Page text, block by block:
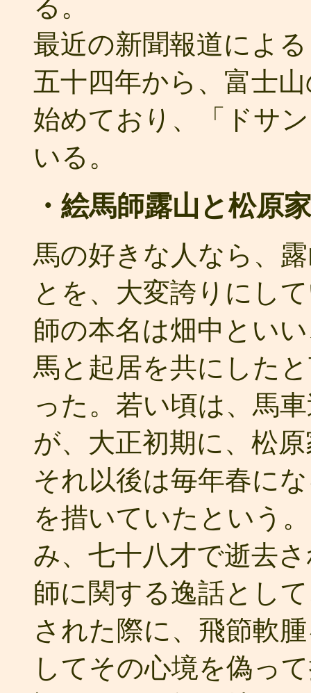
る。
最近の新聞報道によ
五十四年から、富士
始めており、「ドサ
いる。
・絵馬師露山と松原家
馬の好きな人なら、
とを、大変誇りにし
師の本名は畑中とい
馬と起居を共にした
った。若い頃は、馬
が、大正初期に、松
それ以後は毎年春に
を措いていたという
み、七十八才で逝去
師に関する逸話とし
された際に、飛節軟
してその心境を偽っ